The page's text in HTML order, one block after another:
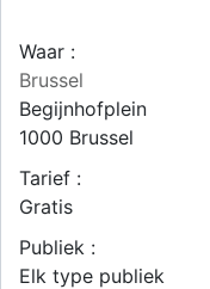
Waar :
Brussel
Begijnhofplein
1000 Brussel
Tarief :
Gratis
Publiek :
Elk type publiek